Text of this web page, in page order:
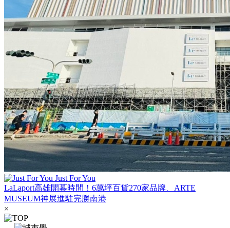
Just For You
LaLaport高雄開幕時間！6萬坪百貨270家品牌、ARTE
MUSEUM神展進駐完勝南港
×